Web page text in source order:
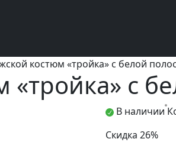
костюм «тройка» с белой
с
В наличии
Скидка 26%